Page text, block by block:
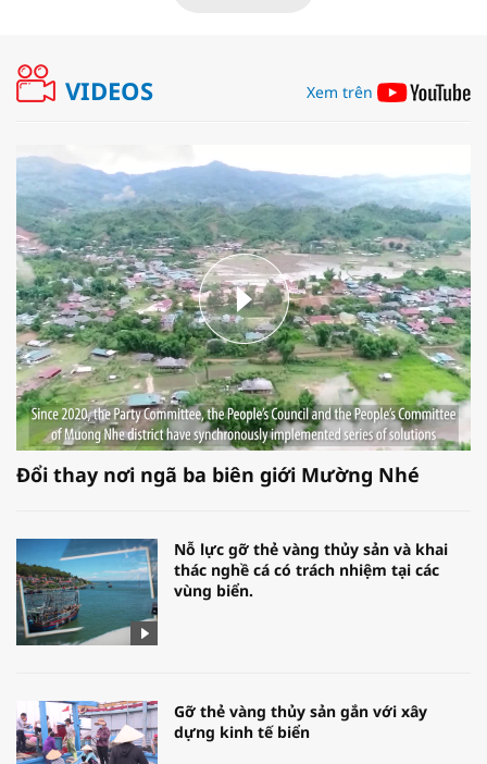
VIDEOS Xem trên
Đổi thay nơi ngã ba biên giới Mường Nhé
Nỗ lực gỡ thẻ vàng thủy sản và khai
thác nghề cá có trách nhiệm tại các
vùng biển.
Gỡ thẻ vàng thủy sản gắn với xây
dựng kinh tế biển